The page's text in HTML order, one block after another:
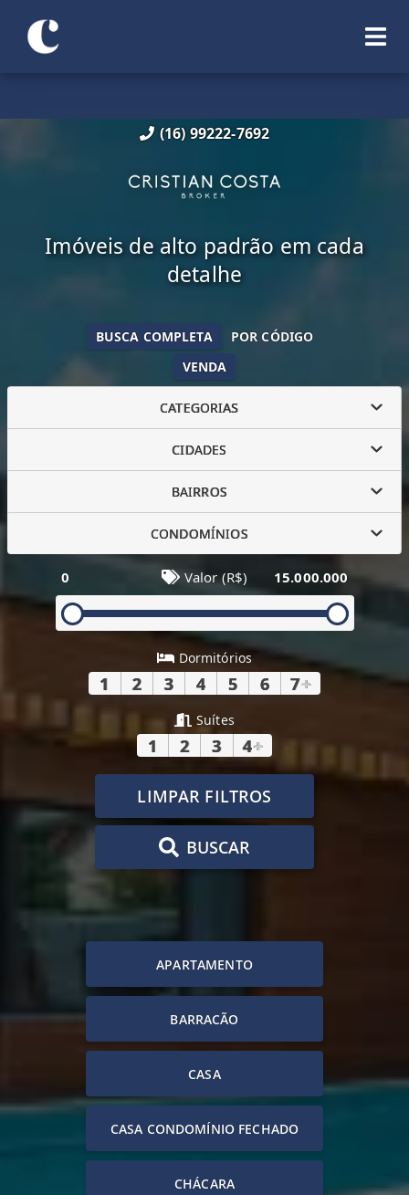
(16) 99222-7692
Imóveis de alto padrão em cada
detalhe
VENDA
BUSCA COMPLETA POR CÓDIGO
CATEGORIAS
CIDADES
BAIRROS
CONDOMÍNIOS
0 Valor (R$) 15.000.000
Dormitórios
1 2 3 4 5 6 7+
Suítes
1 2 3 4+
LIMPAR FILTROS
BUSCAR
APARTAMENTO
BARRACÃO
CASA
CASA CONDOMÍNIO FECHADO
CHÁCARA